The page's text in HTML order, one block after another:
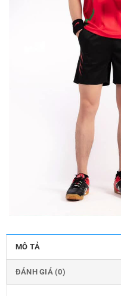
MÔ TẢ
ĐÁNH GIÁ (0)